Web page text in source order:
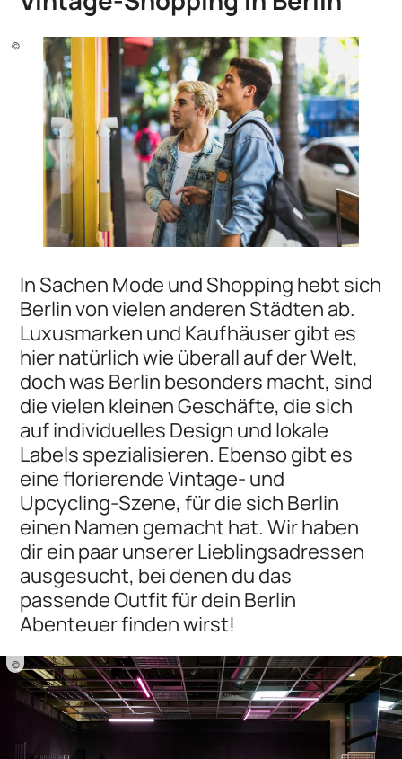
©
In Sachen Mode und Shopping hebt sich
Berlin von vielen anderen Städten ab.
Luxusmarken und Kaufhäuser gibt es
hier natürlich wie überall auf der Welt,
doch was Berlin besonders macht, sind
die vielen kleinen Geschäfte, die sich
auf individuelles Design und lokale
Labels spezialisieren. Ebenso gibt es
eine florierende Vintage- und
Upcycling-Szene, für die sich Berlin
einen Namen gemacht hat. Wir haben
dir ein paar unserer Lieblingsadressen
ausgesucht, bei denen du das
passende Outfit für dein Berlin
Abenteuer finden wirst!
©